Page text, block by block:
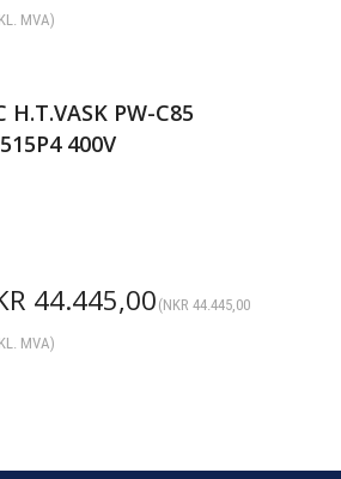
MVA)
H.T.VASK PW-C85
400V
44.445,00 (NKR 44.445,00
MVA)